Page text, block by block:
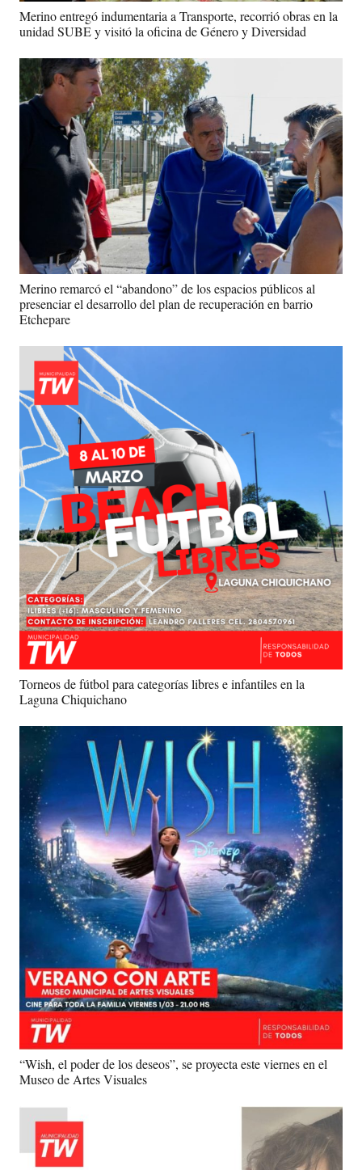
Merino entregó indumentaria a Transporte, recorrió obras en la
unidad SUBE y visitó la oficina de Género y Diversidad
Merino remarcó el “abandono” de los espacios públicos al
presenciar el desarrollo del plan de recuperación en barrio
Etchepare
Torneos de fútbol para categorías libres e infantiles en la
Laguna Chiquichano
“Wish, el poder de los deseos”, se proyecta este viernes en el
Museo de Artes Visuales